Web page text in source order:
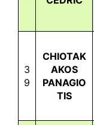
3
9
CHIOTAK
AKOS
PANAGIO
TIS